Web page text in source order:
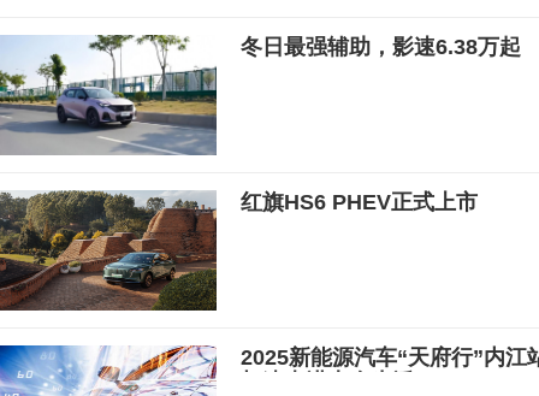
冬日最强辅助，影速6.38万起
红旗HS6 PHEV正式上市
2025新能源汽车“天府行”内江